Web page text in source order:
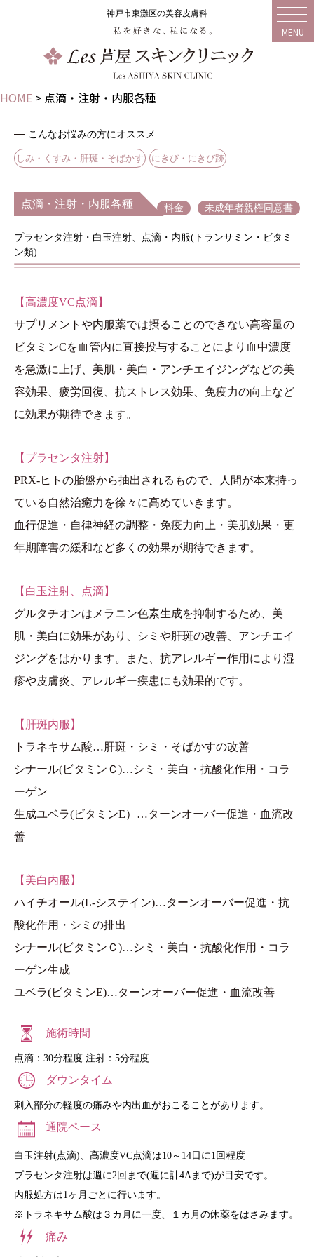
神戸市東灘区の美容皮膚科
MENU
HOME > 点滴・注射・内服各種
こんなお悩みの方にオススメ
しみ・くすみ・肝斑・そばかす にきび・にきび跡
点滴・注射・内服各種 料金 未成年者親権同意書
プラセンタ注射・白玉注射、点滴・内服(トランサミン・ビタミ
ン類)
【高濃度VC点滴】
サプリメントや内服薬では摂ることのできない高容量の
ビタミンCを血管内に直接投与することにより血中濃度
を急激に上げ、美肌・美白・アンチエイジングなどの美
容効果、疲労回復、抗ストレス効果、免疫力の向上など
に効果が期待できます。
【プラセンタ注射】
PRX-ヒトの胎盤から抽出されるもので、人間が本来持っ
ている自然治癒力を徐々に高めていきます。
血行促進・自律神経の調整・免疫力向上・美肌効果・更
年期障害の緩和など多くの効果が期待できます。
【白玉注射、点滴】
グルタチオンはメラニン色素生成を抑制するため、美
肌・美白に効果があり、シミや肝斑の改善、アンチエイ
ジングをはかります。また、抗アレルギー作用により湿
疹や皮膚炎、アレルギー疾患にも効果的です。
【肝斑内服】
トラネキサム酸…肝斑・シミ・そばかすの改善
シナール(ビタミンＣ)…シミ・美白・抗酸化作用・コラ
ーゲン
生成ユベラ(ビタミンE）…ターンオーバー促進・血流改
善
【美白内服】
ハイチオール(L-システイン)…ターンオーバー促進・抗
酸化作用・シミの排出
シナール(ビタミンＣ)…シミ・美白・抗酸化作用・コラ
ーゲン生成
ユベラ(ビタミンE)…ターンオーバー促進・血流改善
施術時間
点滴：30分程度 注射：5分程度
ダウンタイム
刺入部分の軽度の痛みや内出血がおこることがあります。
通院ペース
白玉注射(点滴)、高濃度VC点滴は10～14日に1回程度
プラセンタ注射は週に2回まで(週に計4Aまで)が目安です。
内服処方は1ヶ月ごとに行います。
※トラネキサム酸は３カ月に一度、１カ月の休薬をはさみます。
痛み